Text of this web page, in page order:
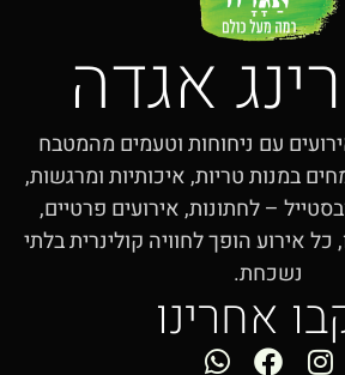
אגדה
עם ניחוחות וטעמים מהמטבח
במנות טריות, איכותיות ומרגשות,
– לחתונות, אירועים פרטיים,
אירוע הופך לחוויה קולינרית בלתי
נשכחת.
אחרינו